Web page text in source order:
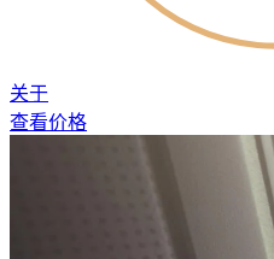
关于
查看价格